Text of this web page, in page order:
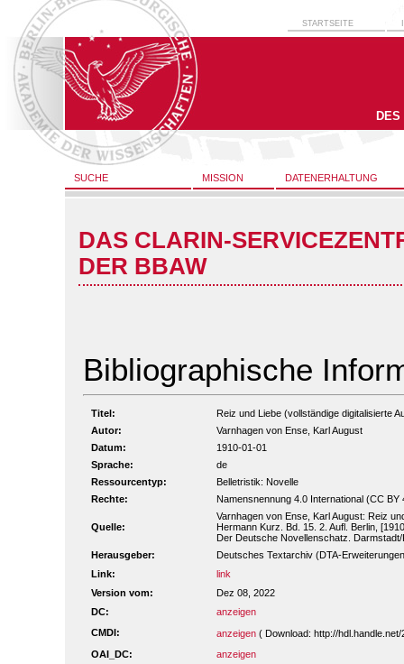
STARTSEITE
SUCHE MISSION DATENERHALTUNG
DAS CLARIN-
DER BBAW
Bibliographische
Titel:
Reiz und Liebe (vollständige digitalisierte
Autor:
Varnhagen von Ense, Karl August
Datum:
1910-01-01
Sprache:
de
Ressourcentyp:
Belletristik: Novelle
Rechte:
Namensnennung 4.0 International (CC BY
Quelle:
Varnhagen von Ense, Karl August: Reiz
Hermann Kurz. Bd. 15. 2. Aufl. Berlin,
Der Deutsche Novellenschatz.
Herausgeber:
Deutsches Textarchiv (DTA-
Link:
link
Version vom:
Dez 08, 2022
DC:
anzeigen
CMDI:
anzeigen ( Download: http://
OAI_DC:
anzeigen